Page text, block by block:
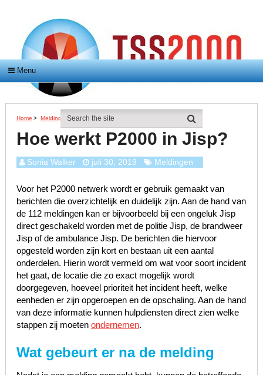
Menu
Home > Meldingen > Hoe Werkt P2000 In Jisp?
Hoe werkt P2000 in Jisp?
Sonia Walker juli 30, 2019 Meldingen
Voor het P2000 netwerk wordt er gebruik gemaakt van
berichten die overzichtelijk en duidelijk zijn. Aan de hand van
de 112 meldingen kan er bijvoorbeeld bij een ongeluk Jisp
direct geschakeld worden met de politie Jisp, de brandweer
Jisp of de ambulance Jisp. De berichten die hiervoor
opgesteld worden zijn kort en bestaan uit een aantal
onderdelen. Hierin wordt vermeld om wat voor soort incident
het gaat, de locatie die zo exact mogelijk wordt
doorgegeven, hoeveel prioriteit het incident heeft, welke
eenheden er zijn opgeroepen en de opschaling. Aan de hand
van deze informatie kunnen hulpdiensten direct zien welke
stappen zij moeten ondernemen.
Wat gebeurt er na de melding